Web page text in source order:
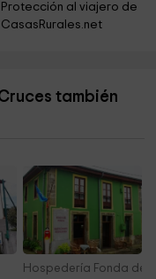
Ondes 4,2 km
4,5 km
Protección al viajero de
CasasRurales.net
también
Hospedería Fonda de